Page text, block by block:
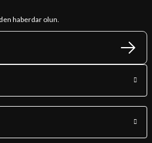
haberdar olun.